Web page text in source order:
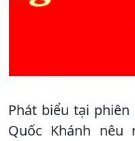
Phát biểu tại
Quốc Khánh